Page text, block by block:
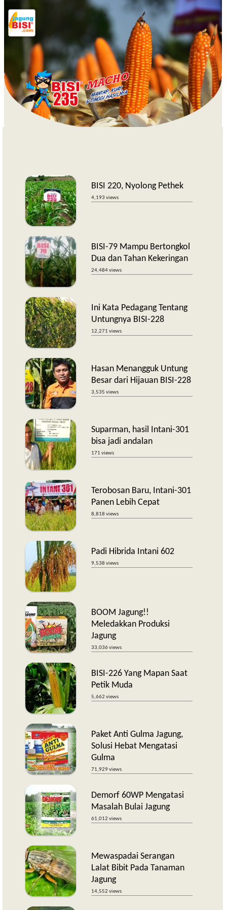
BISI 220, Nyolong Pethek
4,193 views
BISI-79 Mampu Bertongkol
Dua dan Tahan Kekeringan
24,484 views
Ini Kata Pedagang Tentang
Untungnya BISI-228
12,271 views
Hasan Menangguk Untung
Besar dari Hijauan BISI-228
3,535 views
Suparman, hasil Intani-301
bisa jadi andalan
171 views
Terobosan Baru, Intani-301
Panen Lebih Cepat
8,818 views
Padi Hibrida Intani 602
9,538 views
BOOM Jagung!!
Meledakkan Produksi
Jagung
33,036 views
BISI-226 Yang Mapan Saat
Petik Muda
5,662 views
Paket Anti Gulma Jagung,
Solusi Hebat Mengatasi
Gulma
71,929 views
Demorf 60WP Mengatasi
Masalah Bulai Jagung
61,012 views
Mewaspadai Serangan
Lalat Bibit Pada Tanaman
Jagung
14,552 views